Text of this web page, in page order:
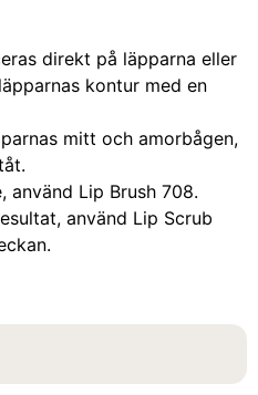
direkt på läpparna eller
kontur med en
mitt och amorbågen,
använd Lip Brush 708.
använd Lip Scrub